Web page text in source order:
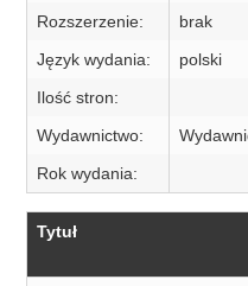
Rozszerzenie:
brak
Język wydania:
polski
Ilość stron:
Wydawnictwo:
Rok wydania:
Tytuł